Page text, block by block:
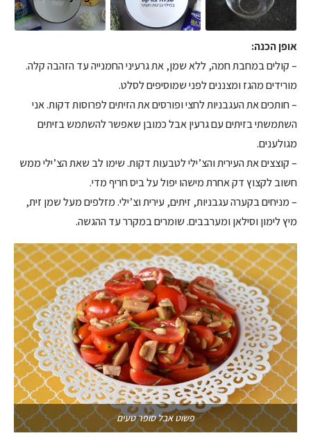
אופן הכנה:
– קולים במחבת חמה, ללא שמן, את גרעיני החמנייה עד הזהבה קלה.
מורידים מהגז ומצננים לפני שמוסיפים לסלט.
– חותכים את העגבניות לחצי ופורסים את הזיתים לפרוסות דקות. אני
השתמשתי בזיתים עם גרעין אבל כמובן שאפשר להשתמש בזיתים
מגולענים.
– קוצצים את העירית והצ’ילי לטבעות דקות. שימו לב שאת הצ’ילי ממש
חשוב לקצוץ דק אחרת מישהו יפול על ביס חריף מדי.
– מניחים בקערה עגבניות, זיתים, עירית וצ’ילי. מזלפים מעל שמן זית,
מיץ לימון וסילאן ומערבבים. שומרים במקרר עד ההגשה.
פשוט אבל סופר טעים